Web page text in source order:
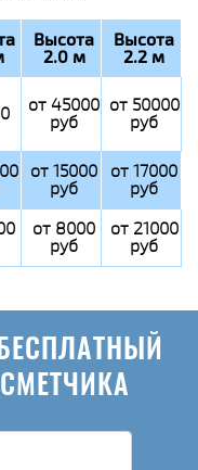
Высота
2.0 м
Высота
2.2 м
от 45000
руб
от 50000
руб
от 15000
руб
от 17000
руб
от 8000
руб
от 21000
руб